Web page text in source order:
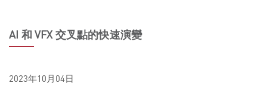
AI 和 VFX 交叉點的快速演變
2023年10月04日